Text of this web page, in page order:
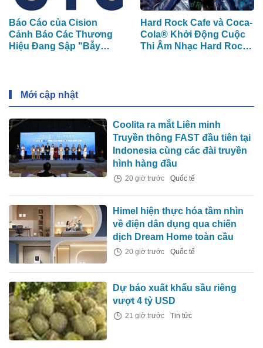
Báo Cáo của Cision
Cảnh Báo Các Thương
Hiệu Đang Sập "Bẫy
Hard Rock Cafe và Coca-
Cola® Khởi Động Cuộc
Thi Âm Nhạc Hard Rock
Mới cập nhật
Coolita ra mắt Liên minh
Truyền thông FAST đầu tiên tại
Indonesia cùng các đài truyền
hình hàng đầu
20 giờ trước Quốc tế
Himel hiện thực hóa tầm nhìn
về điện dân dụng qua chiến
dịch Dream Home toàn cầu
20 giờ trước Quốc tế
Dự báo xuất khẩu sầu riêng
vượt 4 tỷ USD
21 giờ trước Tin tức